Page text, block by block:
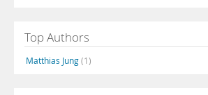
Top Authors
Matthias Jung(1)